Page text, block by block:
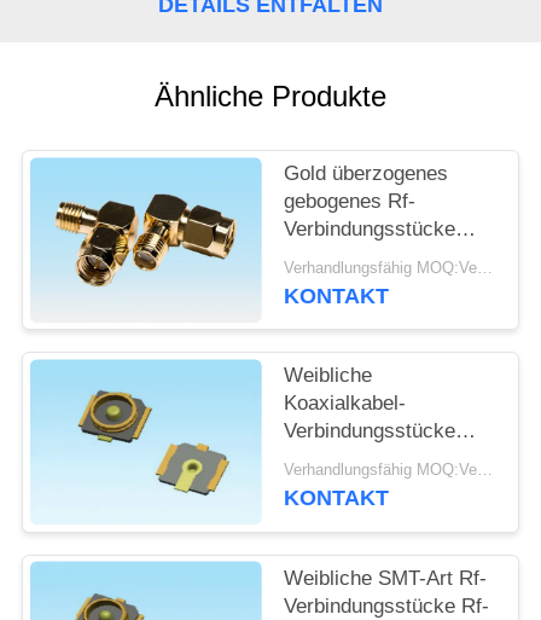
NEWS
SITEMAP
PRIVACY
POLICY
Ähnliche Produkte
Gold überzogenes
gebogenes Rf-
Verbindungsstücke
UL94V-0 der hohen
Leistung materielles in
Verhandlungsfähig MOQ:Verhandelbar
KONTAKT
Weibliche
Koaxialkabel-
Verbindungsstücke
DCs 6GHz SMD IPEX
anwendbare Frequenz
Verhandlungsfähig MOQ:Verhandelbar
KONTAKT
Weibliche SMT-Art Rf-
Verbindungsstücke Rf-